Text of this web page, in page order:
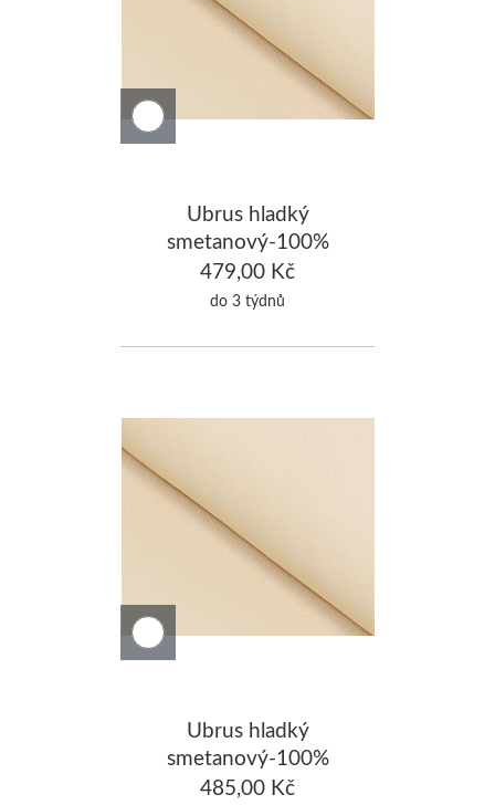
Ubrus hladký
smetanový-100%
Bavlna 140x240cm
479,00 Kč
do 3 týdnů
Ubrus hladký
smetanový-100%
Bavlna 140x260cm
485,00 Kč